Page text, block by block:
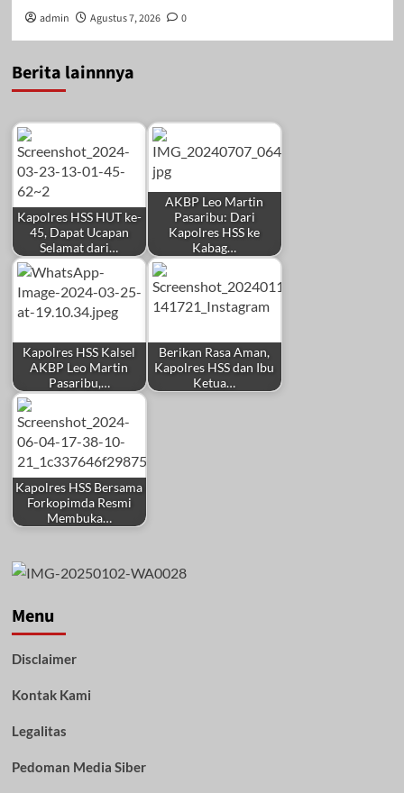
admin Agustus 7, 2026 0
Berita lainnnya
Kapolres HSS HUT ke-
45, Dapat Ucapan
Selamat dari…
AKBP Leo Martin
Pasaribu: Dari
Kapolres HSS ke
Kabag…
Kapolres HSS Kalsel
AKBP Leo Martin
Pasaribu,…
Berikan Rasa Aman,
Kapolres HSS dan Ibu
Ketua…
Kapolres HSS Bersama
Forkopimda Resmi
Membuka…
Menu
Disclaimer
Kontak Kami
Legalitas
Pedoman Media Siber